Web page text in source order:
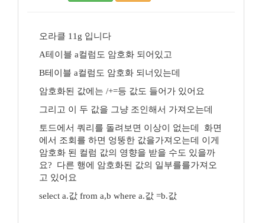
오라클 11g 입니다
A테이블 a컬럼도 암호화 되어있고
B테이블 a컬럼도 암호화 되너있는데
암호화된 값에는 /+=등 값도 들어가 있어요
그리고 이 두 값을 그냥 조인해서 가져오는데
토드에서 쿼리를 돌려보면 이상이 없는데 화면
에서 조회를 하면 엉뚱한 값을가져오는데 이게
암호화 된 컬럼 값의 영향을 받을 수도 있을까
요? 다른 행에 암호화된 값의 일부를를가져오
고 있어요
select a.값 from a,b where a.값 =b.값